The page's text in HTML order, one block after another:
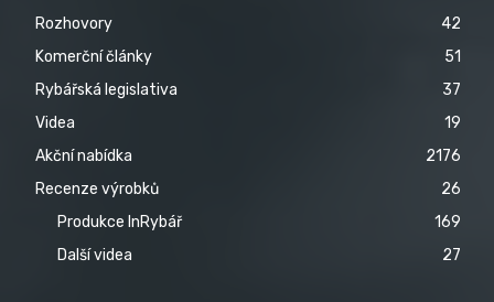
Rozhovory
42
Komerční články
51
Rybářská legislativa
37
Videa
19
Akční nabídka
2176
Recenze výrobků
26
Produkce InRybář
169
Další videa
27